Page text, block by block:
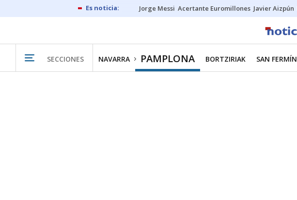
Jorge Messi Acertante Euromillones Javier Aizpún
SECCIONES NAVARRA PAMPLONA BORTZIRIAK SAN FERMÍN